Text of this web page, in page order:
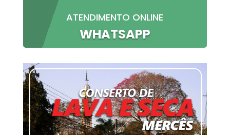
ATENDIMENTO ONLINE
WHATSAPP